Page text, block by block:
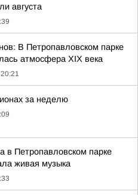
августа
В Петропавловском парке
атмосфера XIX века
за неделю
в Петропавловском парке
живая музыка